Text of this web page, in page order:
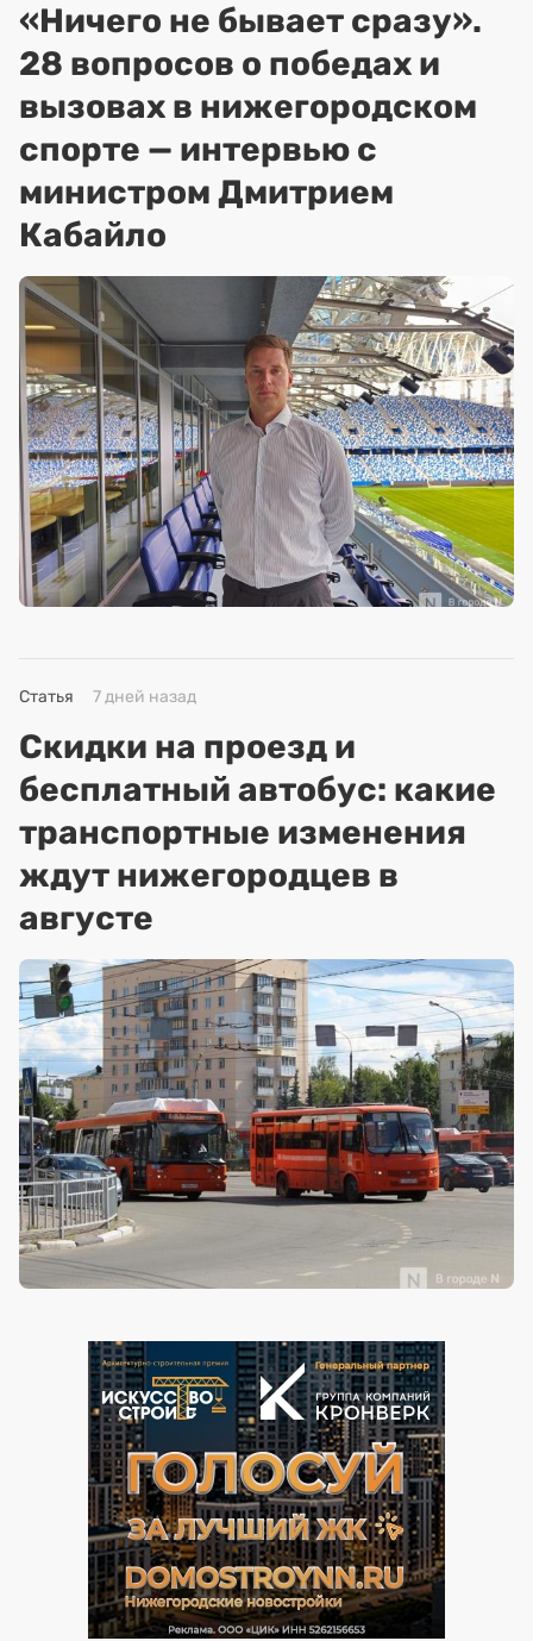
«Ничего не бывает сразу».
28 вопросов о победах и
вызовах в нижегородском
спорте — интервью с
министром Дмитрием
Кабайло
Статья 7 дней назад
Скидки на проезд и
бесплатный автобус: какие
транспортные изменения
ждут нижегородцев в
августе